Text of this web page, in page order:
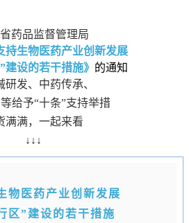
药品监督管理局
持生物医药产业创新发展
建设的若干措施》 的通知
研发、中药传承、
给予“十条”支持举措
满满，一起来看
↓↓↓
物医药产业创新发展
区”建设的若干措施